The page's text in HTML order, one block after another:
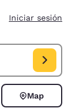
Iniciar sesión
UU.. Fecha de
Map